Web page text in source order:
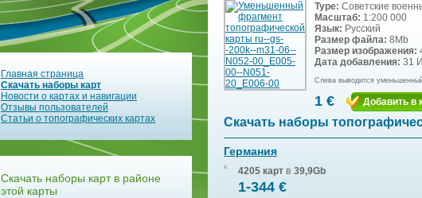
Главная страница
Скачать наборы карт
Новости о картах и навигации
Отзывы пользователей
Статьи о топографических картах
Скачать наборы карт в районе
этой карты
Type: Советские
Масштаб: 1:200 000
Язык: Русский
Размер файла: 8Mb
Размер изображения:
Дата добавления: 31
Слева выводится
1 € Добавить в
Скачать наборы
Германия
4205 карт в 39,9Gb
1-344 €